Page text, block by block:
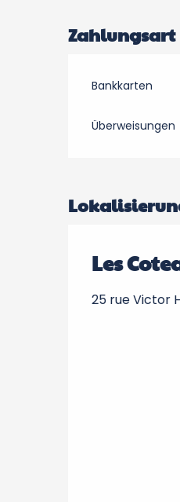
Zahlungsart
Bankkarten
Überweisungen
Les
25 rue Victor